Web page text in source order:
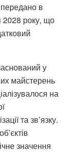
в
2028 року, що
у
майстерень
на
та зв’язку.
значення